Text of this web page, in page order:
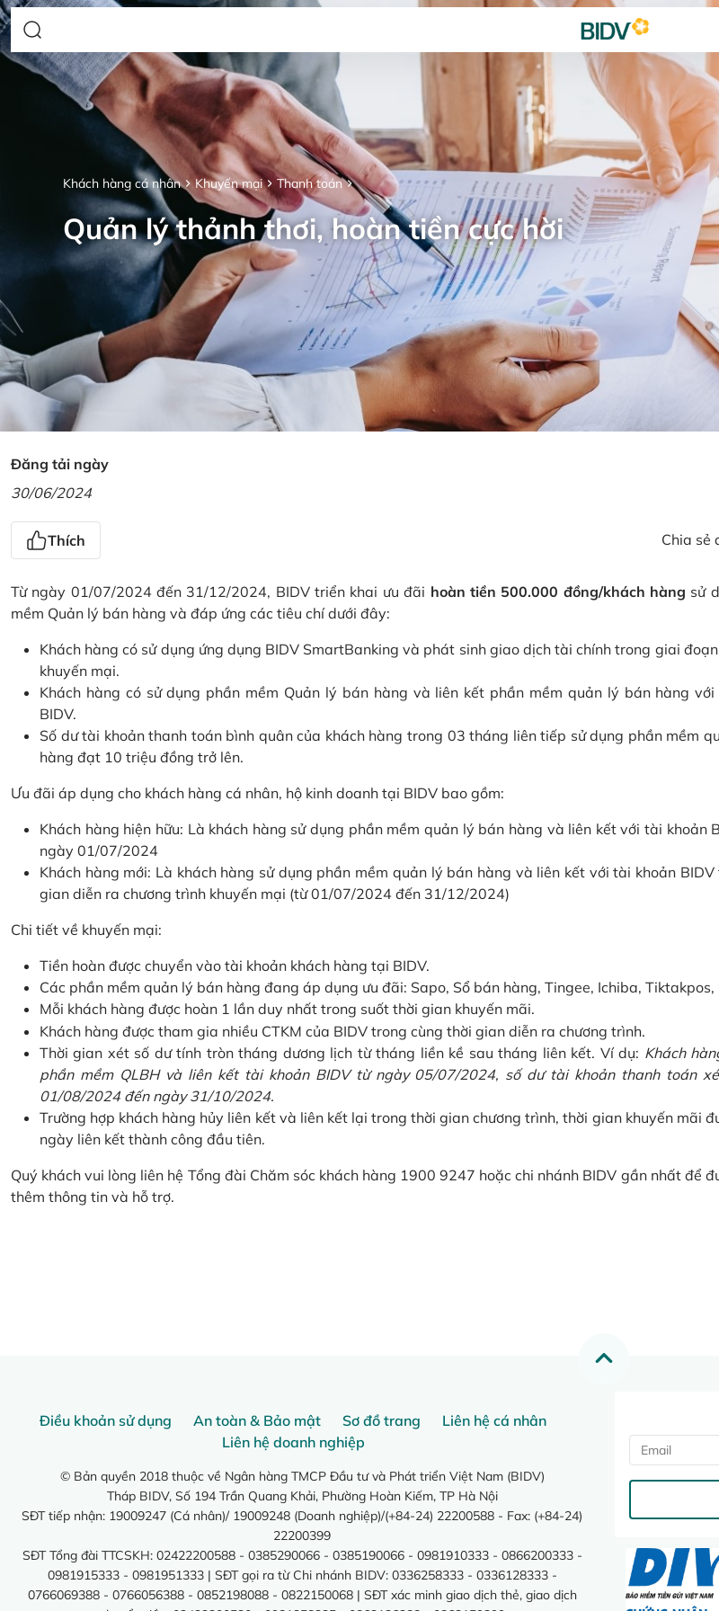
Khách hàng cá nhân Khuyến mại Thanh toán
Quản lý thảnh thơi, hoàn tiền cực hời
Đăng tải ngày
30/06/2024
Thích Chia sẻ
Từ ngày 01/07/2024 đến 31/12/2024, BIDV triển khai ưu đãi hoàn tiền 500.000 đồng/khách hàng sử
mềm Quản lý bán hàng và đáp ứng các tiêu chí dưới đây:
Khách hàng có sử dụng ứng dụng BIDV SmartBanking và phát sinh giao dịch tài chính trong giai
khuyến mại.
Khách hàng có sử dụng phần mềm Quản lý bán hàng và liên kết phần mềm quản lý bán hàng
BIDV.
Số dư tài khoản thanh toán bình quân của khách hàng trong 03 tháng liên tiếp sử dụng phần mềm
hàng đạt 10 triệu đồng trở lên.
Ưu đãi áp dụng cho khách hàng cá nhân, hộ kinh doanh tại BIDV bao gồm:
Khách hàng hiện hữu: Là khách hàng sử dụng phần mềm quản lý bán hàng và liên kết với tài khoản
ngày 01/07/2024
Khách hàng mới: Là khách hàng sử dụng phần mềm quản lý bán hàng và liên kết với tài khoản
gian diễn ra chương trình khuyến mại (từ 01/07/2024 đến 31/12/2024)
Chi tiết về khuyến mại:
Tiền hoàn được chuyển vào tài khoản khách hàng tại BIDV.
Các phần mềm quản lý bán hàng đang áp dụng ưu đãi: Sapo, Sổ bán hàng, Tingee, Ichiba, Tiktakpos,
Mỗi khách hàng được hoàn 1 lần duy nhất trong suốt thời gian khuyến mãi.
Khách hàng được tham gia nhiều CTKM của BIDV trong cùng thời gian diễn ra chương trình.
Thời gian xét số dư tính tròn tháng dương lịch từ tháng liền kề sau tháng liên kết. Ví dụ: Khách
phần mềm QLBH và liên kết tài khoản BIDV từ ngày 05/07/2024, số dư tài khoản thanh toán
01/08/2024 đến ngày 31/10/2024.
Trường hợp khách hàng hủy liên kết và liên kết lại trong thời gian chương trình, thời gian khuyến mãi
ngày liên kết thành công đầu tiên.
Quý khách vui lòng liên hệ Tổng đài Chăm sóc khách hàng 1900 9247 hoặc chi nhánh BIDV gần nhất để
thêm thông tin và hỗ trợ.
Điều khoản sử dụng An toàn & Bảo mật Sơ đồ trang
Liên hệ cá nhân
Liên hệ doanh nghiệp
© Bản quyền 2018 thuộc về Ngân hàng TMCP Đầu tư và Phát triển Việt Nam (BIDV)
Tháp BIDV, Số 194 Trần Quang Khải, Phường Hoàn Kiếm, TP Hà Nội
SĐT tiếp nhận: 19009247 (Cá nhân)/ 19009248 (Doanh nghiệp)/(+84-24) 22200588 - Fax: (+84-24)
22200399
SĐT Tổng đài TTCSKH: 02422200588 - 0385290066 - 0385190066 - 0981910333 - 0866200333 -
0981915333 - 0981951333 | SĐT gọi ra từ Chi nhánh BIDV: 0336258333 - 0336128333 -
0766069388 - 0766056388 - 0852198088 - 0822150068 | SĐT xác minh giao dịch thẻ, giao dịch